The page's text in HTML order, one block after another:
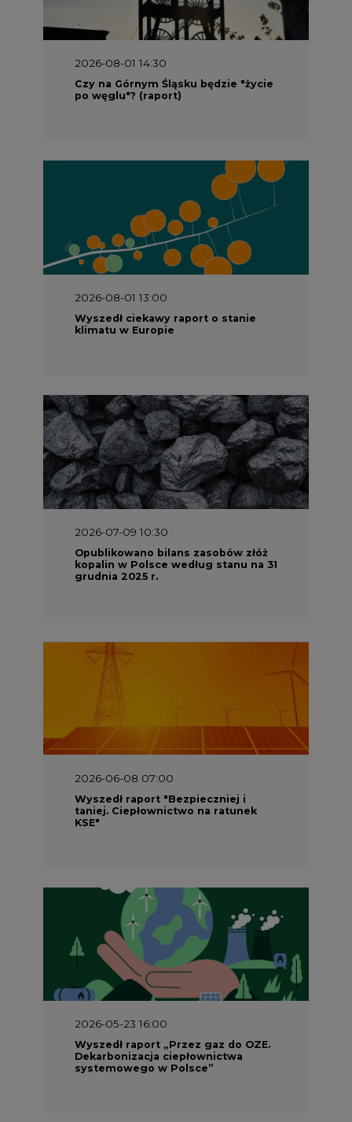
2026-08-01 14:30
Czy na Górnym Śląsku będzie "życie
po węglu"? (raport)
2026-08-01 13:00
Wyszedł ciekawy raport o stanie
klimatu w Europie
2026-07-09 10:30
Opublikowano bilans zasobów złóż
kopalin w Polsce według stanu na 31
grudnia 2025 r.
2026-06-08 07:00
Wyszedł raport "Bezpieczniej i
taniej. Ciepłownictwo na ratunek
KSE"
2026-05-23 16:00
Wyszedł raport „Przez gaz do OZE.
Dekarbonizacja ciepłownictwa
systemowego w Polsce”